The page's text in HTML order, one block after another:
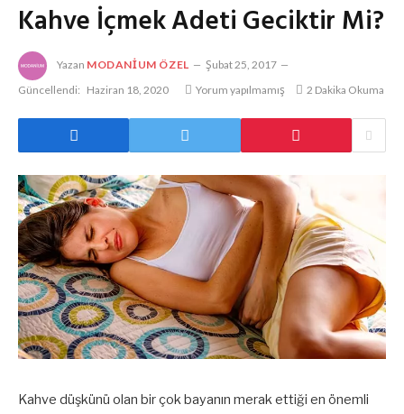
Kahve İçmek Adeti Geciktir Mi?
Yazan MODANIUM ÖZEL
Şubat 25, 2017
Güncellendi: Haziran 18, 2020 Yorum yapılmamış 2 Dakika Okuma
Kahve düşkünü olan bir çok bayanın merak ettiği en önemli